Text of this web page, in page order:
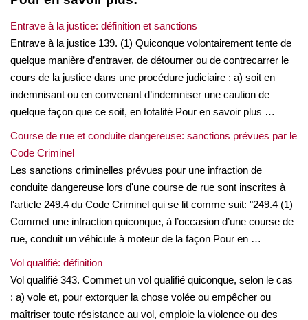
Entrave à la justice: définition et sanctions
Entrave à la justice 139. (1) Quiconque volontairement tente de
quelque manière d’entraver, de détourner ou de contrecarrer le
cours de la justice dans une procédure judiciaire : a) soit en
indemnisant ou en convenant d’indemniser une caution de
quelque façon que ce soit, en totalité Pour en savoir plus …
Course de rue et conduite dangereuse: sanctions prévues par le
Code Criminel
Les sanctions criminelles prévues pour une infraction de
conduite dangereuse lors d'une course de rue sont inscrites à
l'article 249.4 du Code Criminel qui se lit comme suit: "249.4 (1)
Commet une infraction quiconque, à l’occasion d’une course de
rue, conduit un véhicule à moteur de la façon Pour en …
Vol qualifié: définition
Vol qualifié 343. Commet un vol qualifié quiconque, selon le cas
: a) vole et, pour extorquer la chose volée ou empêcher ou
maîtriser toute résistance au vol, emploie la violence ou des